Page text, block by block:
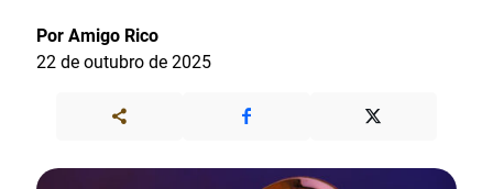
Por Amigo Rico
22 de outubro de 2025